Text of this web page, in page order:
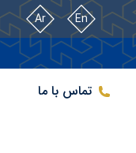
En
Ar
تماس با ما